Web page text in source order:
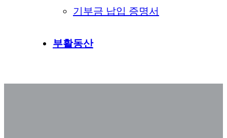
기부금 납입 증명서
부활동산